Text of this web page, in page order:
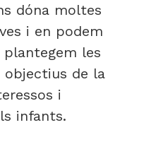
dóna moltes
i en podem
les
objectius de la
i
infants.